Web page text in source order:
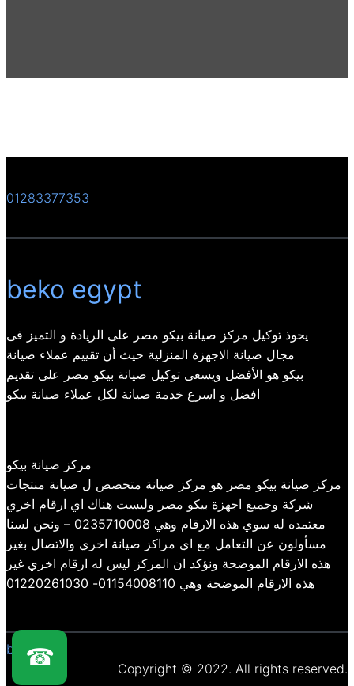
01283377353
beko egypt
يحوذ توكيل مركز صيانة بيكو مصر على الريادة و التميز فى
مجال صيانة الاجهزة المنزلية حيث أن تقييم عملاء صيانة
بيكو هو الأفضل ويسعى توكيل صيانة بيكو مصر على تقديم
افضل و اسرع خدمة صيانة لكل عملاء صيانة بيكو
مركز صيانة بيكو
مركز صيانة بيكو مصر هو مركز صيانة متخصص ل صيانة منتجات
شركة وجميع اجهزة بيكو مصر وليست هناك اي ارقام اخري
معتمده له سوي هذه الارقام وهي 0235710008 – ونحن لسنا
مسأولون عن التعامل مع اي مراكز صيانة اخري والاتصال بغير
هذه الارقام الموضحة ونؤكد ان المركز ليس له ارقام اخري غير
هذه الارقام الموضحة وهي 01154008110- 01220261030
beko
Copyright © 2022. All rights reserved.
☎